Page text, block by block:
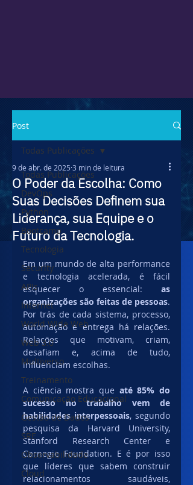
Post
Todas Publicações
DevOps
Python
Bootcamp
Tecnologia
Security
APIs
Internet
World Wide Web
Web 3.0
Multiverso
Treinamento
Comunicação Educacional
Gestão de Dados
SRE
Observabilidade
Cloud
Todas Publicações
O Poder da Escolha: Como
Suas Decisões Definem sua
Liderança, sua Equipe e o
Futuro da Tecnologia.
9 de abr. de 2025 3 min de leitura
Em um mundo de alta performance
e tecnologia acelerada, é fácil
esquecer o essencial: as
organizações são feitas de pessoas.
Por trás de cada sistema, processo,
automação e entrega há relações.
Relações que motivam, criam,
desafiam e, acima de tudo,
influenciam escolhas.
A ciência mostra que até 85% do
sucesso no trabalho vem de
habilidades interpessoais, segundo
pesquisa da Harvard University,
Stanford Research Center e
Carnegie Foundation. E é por isso
que líderes que sabem construir
relacionamentos saudáveis,